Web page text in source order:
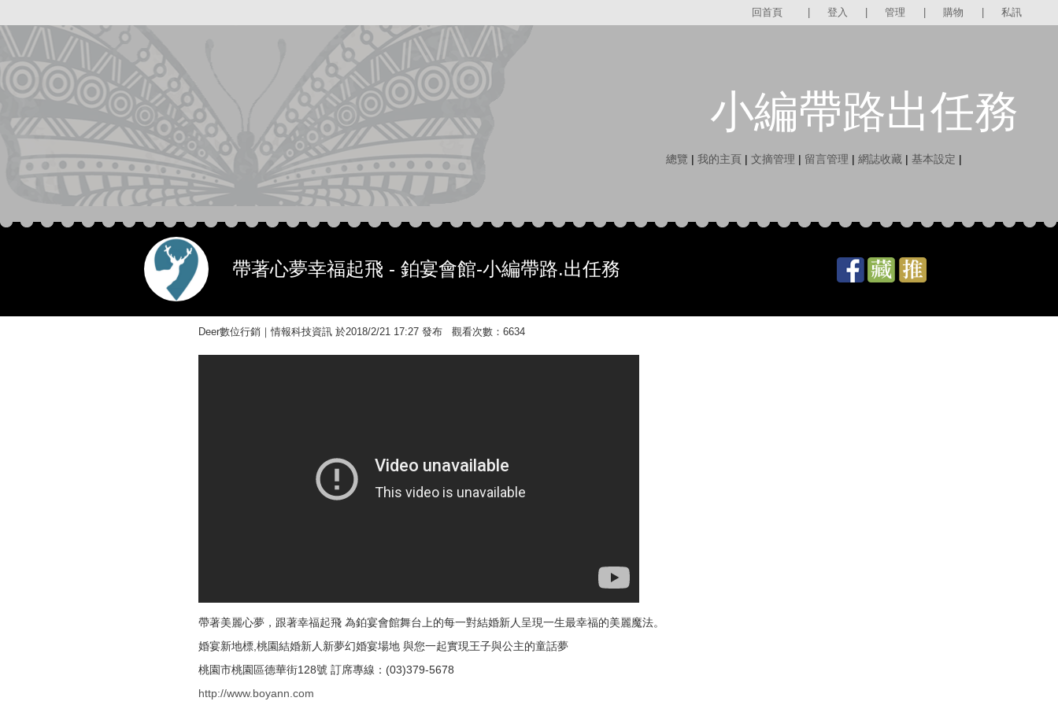
回首頁 登入 管理 購物 私訊
小編帶路出任務
總覽 | 我的主頁 | 文摘管理 | 留言管理 | 網誌收藏 | 基本設定 |
帶著心夢幸福起飛 - 鉑宴會館-小編帶路.出任務
Deer數位行銷｜情報科技資訊 於2018/2/21 17:27 發布 觀看次數：6634
帶著美麗心夢，跟著幸福起飛 為鉑宴會館舞台上的每一對結婚新人呈現一生最幸福的美麗魔法。
婚宴新地標,桃園結婚新人新夢幻婚宴場地 與您一起實現王子與公主的童話夢
桃園市桃園區德華街128號 訂席專線：(03)379-5678
http://www.boyann.com